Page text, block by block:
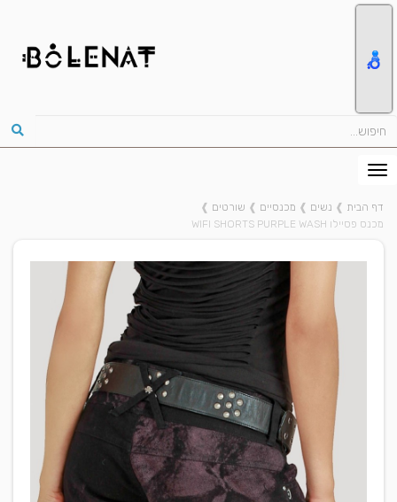
דף הבית ❱ נשים ❱ מכנסיים ❱ שורטים ❱
מכנס פסיילו WIFI SHORTS PURPLE WASH